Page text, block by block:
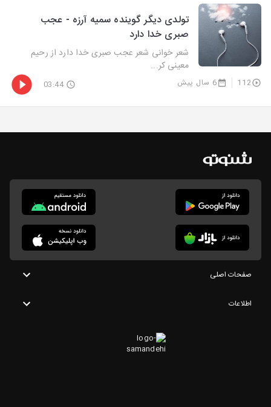
تولدی دیگر گوینده سمیه آرزه - عجب
صبری خدا دارد
شعر خوانی شعر عجب صبری خدا دارد از رحیم
معینی کر...
112 6 سال پیش 03:44
صفحات اصلی
اطلاعات